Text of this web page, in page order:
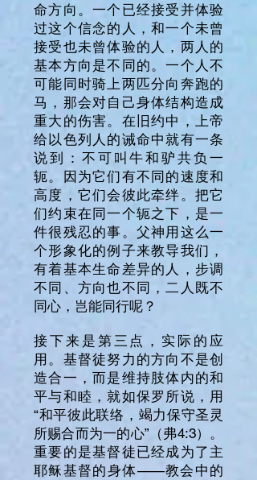
命方向。一个已经接受并体验
过这个信念的人，和一个未曾
接受也未曾体验的人，两人的
基本方向是不同的。一个人不
可能同时骑上两匹分向奔跑的
马，那会对自己身体结构造成
重大的伤害。在旧约中，上帝
给以色列人的诫命中就有一条
说到：不可叫牛和驴共负一
轭。因为它们有不同的速度和
高度，它们会彼此牵绊。把它
们约束在同一个轭之下，是一
件很残忍的事。父神用这么一
个形象化的例子来教导我们，
有着基本生命差异的人，步调
不同、方向也不同，二人既不
同心，岂能同行呢？
接下来是第三点，实际的应
用。基督徒努力的方向不是创
造合一，而是维持肢体内的和
平与和睦，就如保罗所说，用
“和平彼此联络，竭力保守圣灵
所赐合而为一的心”（弗4:3）。
重要的是基督徒已经成为了主
耶稣基督的身体——教会中的